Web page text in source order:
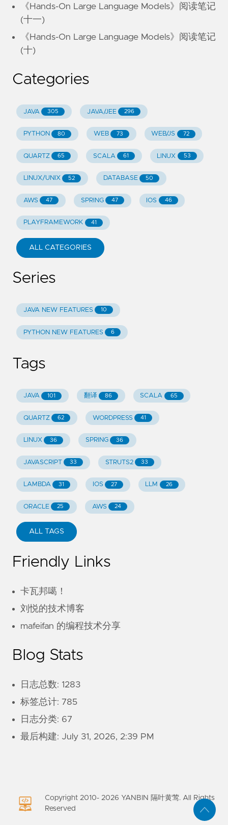
《Hands-On Large Language Models》阅读笔记
(十一)
《Hands-On Large Language Models》阅读笔记
(十)
Categories
JAVA 305 JAVA/JEE 296
PYTHON 80 WEB 73 WEB/JS 72
QUARTZ 65 SCALA 61 LINUX 53
LINUX/UNIX 52 DATABASE 50
AWS 47 SPRING 47 IOS 46
PLAYFRAMEWORK 41
ALL CATEGORIES
Series
JAVA NEW FEATURES 10
PYTHON NEW FEATURES 6
Tags
JAVA 101 翻译 86 SCALA 65
QUARTZ 62 WORDPRESS 41
LINUX 36 SPRING 36
JAVASCRIPT 33 STRUTS2 33
LAMBDA 31 IOS 27 LLM 26
ORACLE 25 AWS 24
ALL TAGS
Friendly Links
卡瓦邦噶！
刘悦的技术博客
mafeifan 的编程技术分享
Blog Stats
日志总数: 1283
标签总计: 785
日志分类: 67
最后构建: July 31, 2026, 2:39 PM
Copyright 2010- 2026 YANBIN 隔叶黄莺. All Rights
Reserved